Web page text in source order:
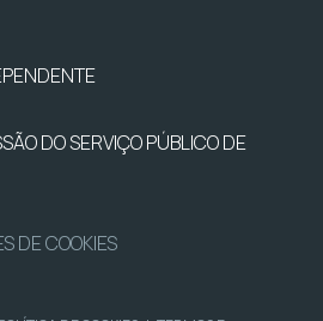
DO SERVIÇO PÚBLICO DE
DE COOKIES